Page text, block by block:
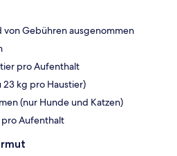
von Gebühren ausgenommen
pro Aufenthalt
23 kg pro Haustier)
(nur Hunde und Katzen)
pro Aufenthalt